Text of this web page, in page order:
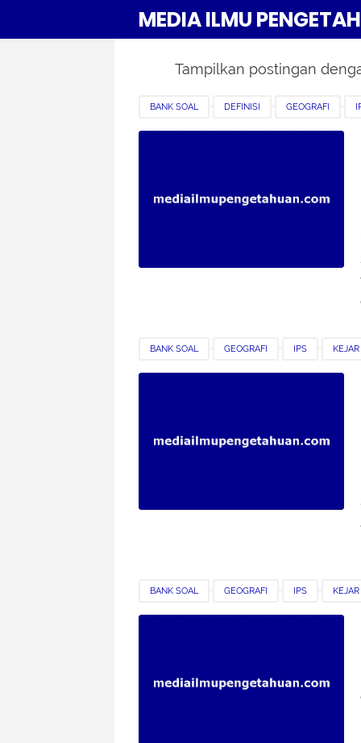
MEDIA ILMU
Tampilkan postingan
BANK SOAL DEFINISI GEOGRAFI
SEMESTER 1 SMA SMK SOAL
BANK SOAL GEOGRAFI IPS
SMK SOAL LATIHAN
BANK SOAL GEOGRAFI IPS
SMK SOAL LATIHAN